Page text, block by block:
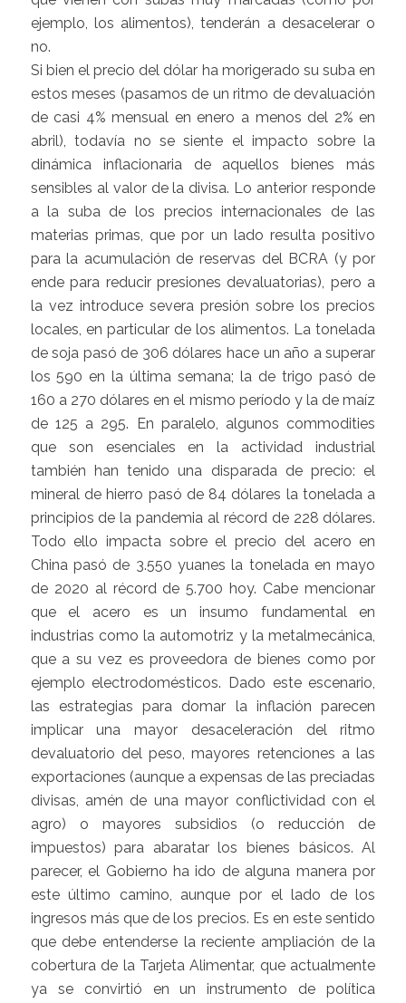
ejemplo, los alimentos), tenderán a desacelerar o
no.
Si bien el precio del dólar ha morigerado su suba en
estos meses (pasamos de un ritmo de devaluación
de casi 4% mensual en enero a menos del 2% en
abril), todavía no se siente el impacto sobre la
dinámica inflacionaria de aquellos bienes más
sensibles al valor de la divisa. Lo anterior responde
a la suba de los precios internacionales de las
materias primas, que por un lado resulta positivo
para la acumulación de reservas del BCRA (y por
ende para reducir presiones devaluatorias), pero a
la vez introduce severa presión sobre los precios
locales, en particular de los alimentos. La tonelada
de soja pasó de 306 dólares hace un año a superar
los 590 en la última semana; la de trigo pasó de
160 a 270 dólares en el mismo período y la de maíz
de 125 a 295. En paralelo, algunos commodities
que son esenciales en la actividad industrial
también han tenido una disparada de precio: el
mineral de hierro pasó de 84 dólares la tonelada a
principios de la pandemia al récord de 228 dólares.
Todo ello impacta sobre el precio del acero en
China pasó de 3.550 yuanes la tonelada en mayo
de 2020 al récord de 5.700 hoy. Cabe mencionar
que el acero es un insumo fundamental en
industrias como la automotriz y la metalmecánica,
que a su vez es proveedora de bienes como por
ejemplo electrodomésticos. Dado este escenario,
las estrategias para domar la inflación parecen
implicar una mayor desaceleración del ritmo
devaluatorio del peso, mayores retenciones a las
exportaciones (aunque a expensas de las preciadas
divisas, amén de una mayor conflictividad con el
agro) o mayores subsidios (o reducción de
impuestos) para abaratar los bienes básicos. Al
parecer, el Gobierno ha ido de alguna manera por
este último camino, aunque por el lado de los
ingresos más que de los precios. Es en este sentido
que debe entenderse la reciente ampliación de la
cobertura de la Tarjeta Alimentar, que actualmente
ya se convirtió en un instrumento de política